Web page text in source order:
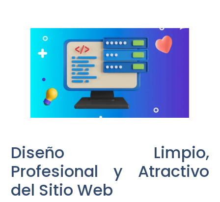
Diseño Limpio,
Profesional y Atractivo
del Sitio Web